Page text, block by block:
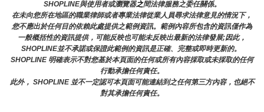
SHOPLINE與使用者或瀏覽器之間法律服務之委任關係。
在未向您所在地區的職業律師或者專業法律從業人員尋求法律意見的情況下，
您不應出於任何目的依賴此處提供之範例資訊。範例內容所包含的資訊僅作為
一般概括性的資訊提供，可能反映也可能未反映出最新的法律發展;因此，
SHOPLINE並不承諾或保證此範例的資訊是正確、完整或即時更新的。
SHOPLINE 明確表示不對您基於本頁面的任何或所有內容採取或未採取的任何
行動承擔任何責任。
此外， SHOPLINE 並不一定認可本頁面可能連結到之任何第三方內容，也絕不
對其承擔任何責任。